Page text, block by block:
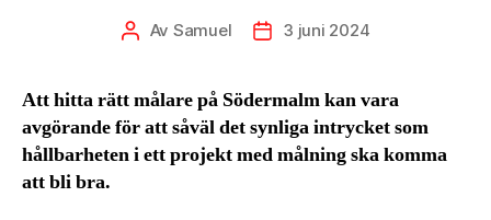
Inläggsförfattare
Av Samuel Inläggsdatum
3 juni 2024
Att hitta rätt målare på Södermalm kan vara
avgörande för att såväl det synliga intrycket som
hållbarheten i ett projekt med målning ska komma
att bli bra.